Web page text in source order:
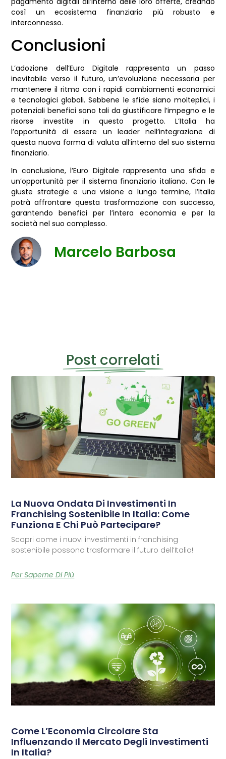
così un ecosistema finanziario più robusto e
interconnesso.
Conclusioni
L’adozione dell’Euro Digitale rappresenta un passo
inevitabile verso il futuro, un’evoluzione necessaria per
mantenere il ritmo con i rapidi cambiamenti economici
e tecnologici globali. Sebbene le sfide siano molteplici, i
potenziali benefici sono tali da giustificare l’impegno e le
risorse investite in questo progetto. L’Italia ha
l’opportunità di essere un leader nell’integrazione di
questa nuova forma di valuta all’interno del suo sistema
finanziario.
In conclusione, l’Euro Digitale rappresenta una sfida e
un’opportunità per il sistema finanziario italiano. Con le
giuste strategie e una visione a lungo termine, l’Italia
potrà affrontare questa trasformazione con successo,
garantendo benefici per l’intera economia e per la
società nel suo complesso.
Marcelo Barbosa
Post correlati
La Nuova Ondata Di Investimenti In
Franchising Sostenibile In Italia: Come
Funziona E Chi Può Partecipare?
Scopri come i nuovi investimenti in franchising
sostenibile possono trasformare il futuro dell’Italia!
Per Saperne Di Più
Come L’Economia Circolare Sta
Influenzando Il Mercato Degli Investimenti
In Italia?